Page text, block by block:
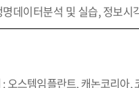
데이터분석 및 실습, 정보
오스템임플란트, 캐논코리